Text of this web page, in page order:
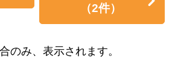
（2件）
のみ、表示されます。